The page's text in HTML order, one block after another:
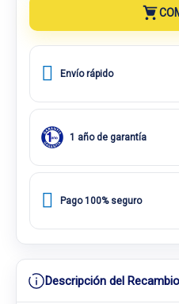
Envío rápido
1 año de garantía
Pago 100% seguro
Descripción del Recambio